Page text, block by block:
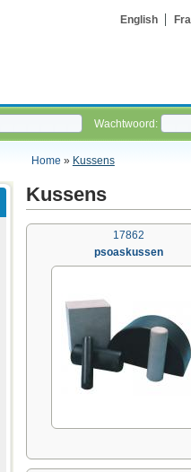
English
Wachtwoord:
Home » Kussens
Kussens
17862
psoaskussen